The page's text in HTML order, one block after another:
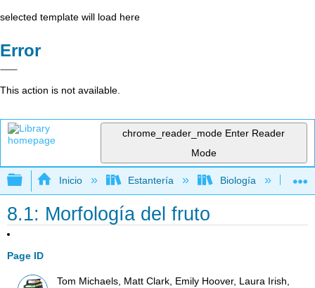
selected template will load here
Error
This action is not available.
chrome_reader_mode Enter Reader
Mode
Expandir/contraer jerarquía global
Inicio Estantería Biología
8.1: Morfología del fruto
Page ID
Tom Michaels, Matt Clark, Emily Hoover, Laura Irish,